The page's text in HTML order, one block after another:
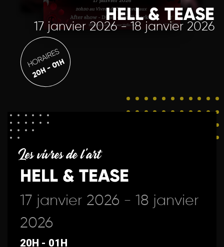
HELL & TEASE
17 janvier 2026 - 18 janvier 2026
HORAIRES
20H - 01H
Les vivres de l'art
HELL & TEASE
17 janvier 2026 - 18 janvier
2026
20H - 01H